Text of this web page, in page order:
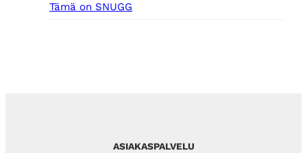
Tämä on SNUGG
ASIAKASPALVELU